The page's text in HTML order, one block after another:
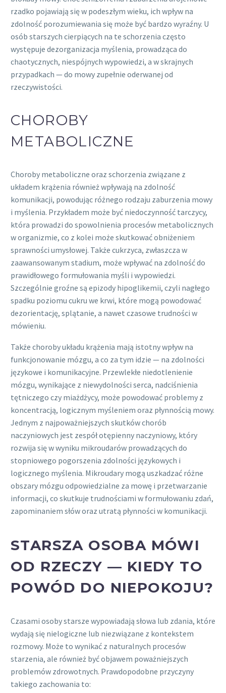
rzadko pojawiają się w podeszłym wieku, ich wpływ na
zdolność porozumiewania się może być bardzo wyraźny. U
osób starszych cierpiących na te schorzenia często
występuje dezorganizacja myślenia, prowadząca do
chaotycznych, niespójnych wypowiedzi, a w skrajnych
przypadkach — do mowy zupełnie oderwanej od
rzeczywistości.
CHOROBY
METABOLICZNE
Choroby metaboliczne oraz schorzenia związane z
układem krążenia również wpływają na zdolność
komunikacji, powodując różnego rodzaju zaburzenia mowy
i myślenia. Przykładem może być niedoczynność tarczycy,
która prowadzi do spowolnienia procesów metabolicznych
w organizmie, co z kolei może skutkować obniżeniem
sprawności umysłowej. Także cukrzyca, zwłaszcza w
zaawansowanym stadium, może wpływać na zdolność do
prawidłowego formułowania myśli i wypowiedzi.
Szczególnie groźne są epizody hipoglikemii, czyli nagłego
spadku poziomu cukru we krwi, które mogą powodować
dezorientację, splątanie, a nawet czasowe trudności w
mówieniu.
Także choroby układu krążenia mają istotny wpływ na
funkcjonowanie mózgu, a co za tym idzie — na zdolności
językowe i komunikacyjne. Przewlekłe niedotlenienie
mózgu, wynikające z niewydolności serca, nadciśnienia
tętniczego czy miażdżycy, może powodować problemy z
koncentracją, logicznym myśleniem oraz płynnością mowy.
Jednym z najpoważniejszych skutków chorób
naczyniowych jest zespół otępienny naczyniowy, który
rozwija się w wyniku mikroudarów prowadzących do
stopniowego pogorszenia zdolności językowych i
logicznego myślenia. Mikroudary mogą uszkadzać różne
obszary mózgu odpowiedzialne za mowę i przetwarzanie
informacji, co skutkuje trudnościami w formułowaniu zdań,
zapominaniem słów oraz utratą płynności w komunikacji.
STARSZA OSOBA MÓWI
OD RZECZY — KIEDY TO
POWÓD DO NIEPOKOJU?
Czasami osoby starsze wypowiadają słowa lub zdania, które
wydają się nielogiczne lub niezwiązane z kontekstem
rozmowy. Może to wynikać z naturalnych procesów
starzenia, ale również być objawem poważniejszych
problemów zdrowotnych. Prawdopodobne przyczyny
takiego zachowania to: